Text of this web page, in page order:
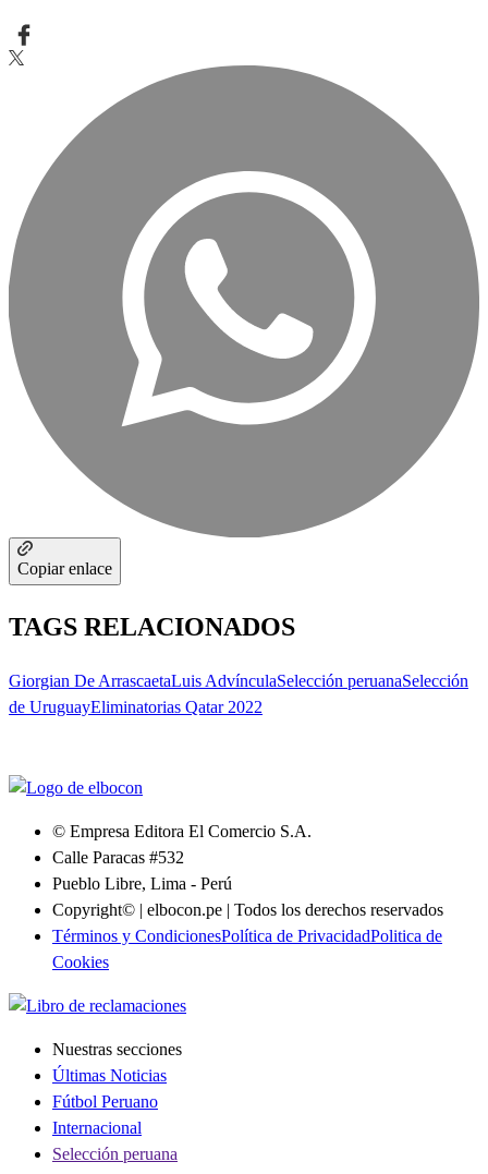
Copiar enlace
TAGS RELACIONADOS
Giorgian De ArrascaetaLuis AdvínculaSelección peruanaSelección
de UruguayEliminatorias Qatar 2022
© Empresa Editora El Comercio S.A.
Calle Paracas #532
Pueblo Libre, Lima - Perú
Copyright© | elbocon.pe | Todos los derechos reservados
Términos y CondicionesPolítica de PrivacidadPolitica de
Cookies
Nuestras secciones
Últimas Noticias
Fútbol Peruano
Internacional
Selección peruana